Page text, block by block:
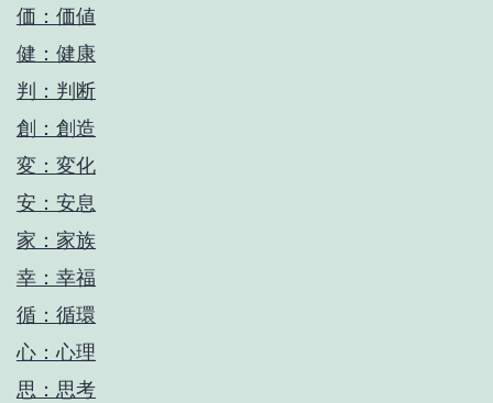
価：価値
健：健康
判：判断
創：創造
変：変化
安：安息
家：家族
幸：幸福
循：循環
心：心理
思：思考